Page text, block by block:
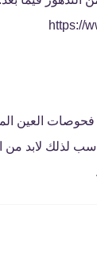
العين
لذلك